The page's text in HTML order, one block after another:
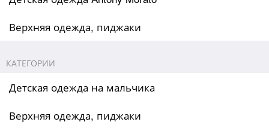
Верхняя одежда, пиджаки
КАТЕГОРИИ
Детская одежда на мальчика
Верхняя одежда, пиджаки